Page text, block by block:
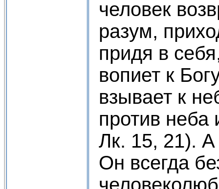
человек
разум,
придя в
вопиет к
взывает к
против неба
Лк. 15, 21).
Он всегда